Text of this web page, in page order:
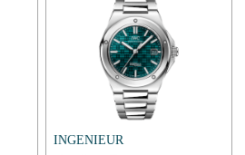
INGENIEUR